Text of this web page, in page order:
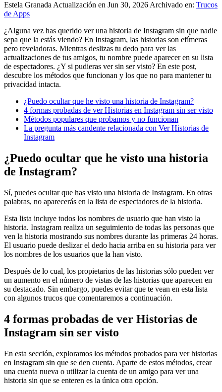
Estela Granada Actualización en Jun 30, 2026 Archivado en: Trucos
de Apps
¿Alguna vez has querido ver una historia de Instagram sin que nadie
sepa que la estás viendo? En Instagram, las historias son efímeras
pero reveladoras. Mientras deslizas tu dedo para ver las
actualizaciones de tus amigos, tu nombre puede aparecer en su lista
de espectadores. ¿Y si pudieras ver sin ser visto? En este post,
descubre los métodos que funcionan y los que no para mantener tu
privacidad intacta.
¿Puedo ocultar que he visto una historia de Instagram?
4 formas probadas de ver Historias en Instagram sin ser visto
Métodos populares que probamos y no funcionan
La pregunta más candente relacionada con Ver Historias de
Instagram
¿Puedo ocultar que he visto una historia
de Instagram?
Sí, puedes ocultar que has visto una historia de Instagram. En otras
palabras, no aparecerás en la lista de espectadores de la historia.
Esta lista incluye todos los nombres de usuario que han visto la
historia. Instagram realiza un seguimiento de todas las personas que
ven la historia mostrando sus nombres durante las primeras 24 horas.
El usuario puede deslizar el dedo hacia arriba en su historia para ver
los nombres de los usuarios que la han visto.
Después de lo cual, los propietarios de las historias sólo pueden ver
un aumento en el número de vistas de las historias que aparecen en
su destacado. Sin embargo, puedes evitar que te vean en esta lista
con algunos trucos que comentaremos a continuación.
4 formas probadas de ver Historias de
Instagram sin ser visto
En esta sección, exploramos los métodos probados para ver historias
en Instagram sin que se den cuenta. Aparte de estos métodos, crear
una cuenta nueva o utilizar la cuenta de un amigo para ver una
historia sin que se enteren es la única otra opción.